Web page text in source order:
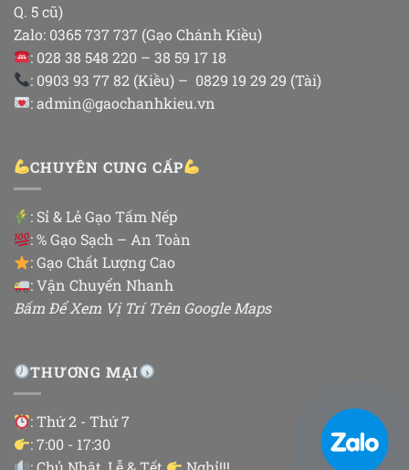
Q. 5 cũ)
Zalo: 0365 737 737 (Gạo Chánh Kiều)
: 028 38 548 220 – 38 59 17 18
: 0903 93 77 82 (Kiều) – 0829 19 29 29 (Tài)
: admin@gaochanhkieu.vn
CHUYÊN CUNG CẤP
: Sỉ & Lẻ Gạo Tấm Nếp
: % Gạo Sạch – An Toàn
: Gạo Chất Lượng Cao
: Vận Chuyển Nhanh
Bấm Để Xem Vị Trí Trên Google Maps
THƯƠNG MẠI
: Thứ 2 - Thứ 7
: 7:00 - 17:30